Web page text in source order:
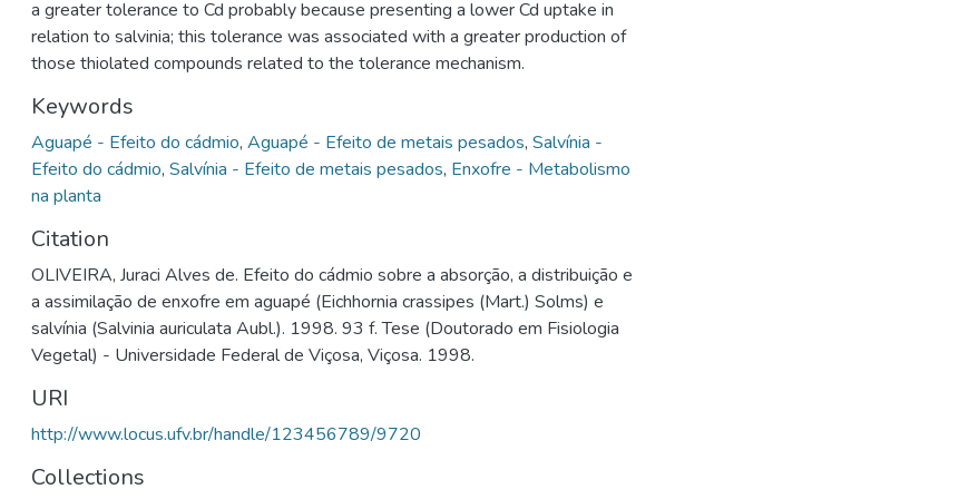
a greater tolerance to Cd probably because presenting a lower Cd uptake in
relation to salvinia; this tolerance was associated with a greater production of
those thiolated compounds related to the tolerance mechanism.
Keywords
Aguapé - Efeito do cádmio, Aguapé - Efeito de metais pesados, Salvínia -
Efeito do cádmio, Salvínia - Efeito de metais pesados, Enxofre - Metabolismo
na planta
Citation
OLIVEIRA, Juraci Alves de. Efeito do cádmio sobre a absorção, a distribuição e
a assimilação de enxofre em aguapé (Eichhornia crassipes (Mart.) Solms) e
salvínia (Salvinia auriculata Aubl.). 1998. 93 f. Tese (Doutorado em Fisiologia
Vegetal) - Universidade Federal de Viçosa, Viçosa. 1998.
URI
http://www.locus.ufv.br/handle/123456789/9720
Collections